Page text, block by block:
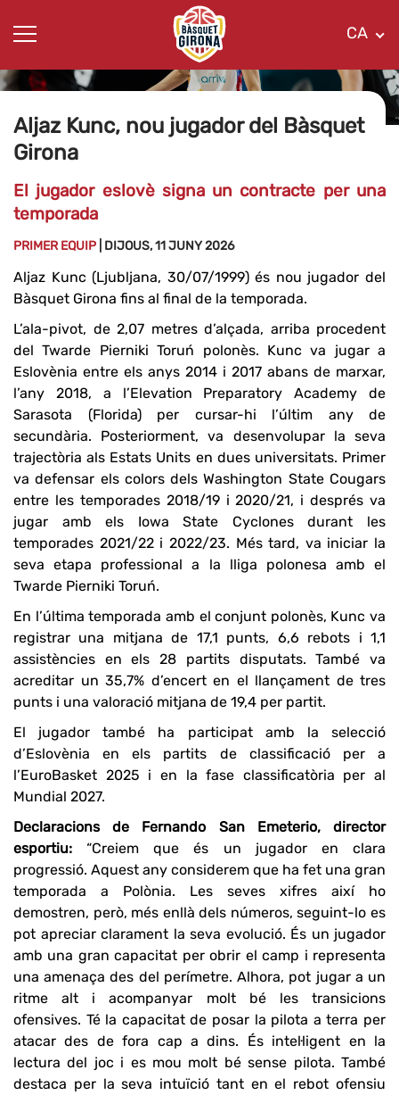
CA
Aljaz Kunc, nou jugador del Bàsquet
Girona
El jugador eslovè signa un contracte per una
temporada
PRIMER EQUIP | DIJOUS, 11 JUNY 2026
Aljaz Kunc (Ljubljana, 30/07/1999) és nou jugador del
Bàsquet Girona fins al final de la temporada.
L’ala-pivot, de 2,07 metres d’alçada, arriba procedent
del Twarde Pierniki Toruń polonès. Kunc va jugar a
Eslovènia entre els anys 2014 i 2017 abans de marxar,
l’any 2018, a l’Elevation Preparatory Academy de
Sarasota (Florida) per cursar-hi l’últim any de
secundària. Posteriorment, va desenvolupar la seva
trajectòria als Estats Units en dues universitats. Primer
va defensar els colors dels Washington State Cougars
entre les temporades 2018/19 i 2020/21, i després va
jugar amb els Iowa State Cyclones durant les
temporades 2021/22 i 2022/23. Més tard, va iniciar la
seva etapa professional a la lliga polonesa amb el
Twarde Pierniki Toruń.
En l’última temporada amb el conjunt polonès, Kunc va
registrar una mitjana de 17,1 punts, 6,6 rebots i 1,1
assistències en els 28 partits disputats. També va
acreditar un 35,7% d’encert en el llançament de tres
punts i una valoració mitjana de 19,4 per partit.
El jugador també ha participat amb la selecció
d’Eslovènia en els partits de classificació per a
l’EuroBasket 2025 i en la fase classificatòria per al
Mundial 2027.
Declaracions de Fernando San Emeterio, director
esportiu: “Creiem que és un jugador en clara
progressió. Aquest any considerem que ha fet una gran
temporada a Polònia. Les seves xifres així ho
demostren, però, més enllà dels números, seguint-lo es
pot apreciar clarament la seva evolució. És un jugador
amb una gran capacitat per obrir el camp i representa
una amenaça des del perímetre. Alhora, pot jugar a un
ritme alt i acompanyar molt bé les transicions
ofensives. Té la capacitat de posar la pilota a terra per
atacar des de fora cap a dins. És intel·ligent en la
lectura del joc i es mou molt bé sense pilota. També
destaca per la seva intuïció tant en el rebot ofensiu